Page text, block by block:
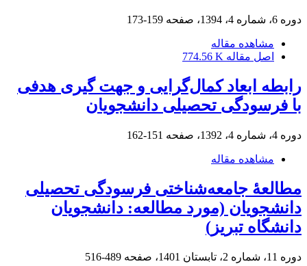
دوره 6، شماره 4، 1394، صفحه 159-173
مشاهده مقاله
اصل مقاله 774.56 K
رابطه ابعاد کمال‌گرایی و جهت گیری هدفی
با فرسودگی تحصیلی دانشجویان
دوره 4، شماره 4، 1392، صفحه 151-162
مشاهده مقاله
مطالعۀ جامعه‌شناختی فرسودگی تحصیلی
دانشجویان (مورد مطالعه: دانشجویان
دانشگاه تبریز)
دوره 11، شماره 2، تابستان 1401، صفحه 489-516